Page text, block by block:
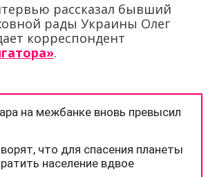
рассказал бывший
рады Украины Олег
корреспондент
.